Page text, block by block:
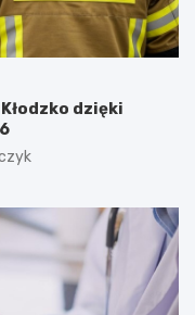
dzięki